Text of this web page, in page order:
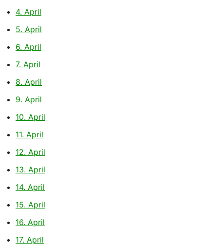
4. April
5. April
6. April
7. April
8. April
9. April
10. April
11. April
12. April
13. April
14. April
15. April
16. April
17. April